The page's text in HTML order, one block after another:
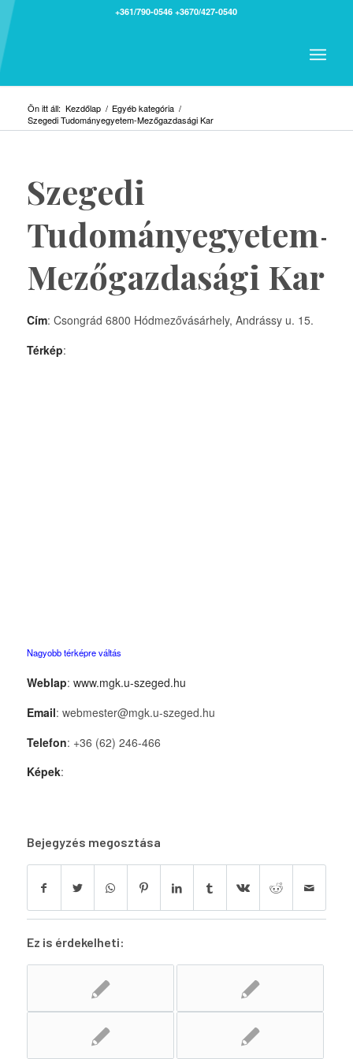
+361/790-0546 +3670/427-0540
Ön itt áll: Kezdőlap / Egyéb kategória /
Szegedi Tudományegyetem-Mezőgazdasági Kar
Szegedi
Tudományegyetem-
Mezőgazdasági Kar
Cím: Csongrád 6800 Hódmezővásárhely, Andrássy u. 15.
Térkép:
Nagyobb térképre váltás
Weblap: www.mgk.u-szeged.hu
Email: webmester@mgk.u-szeged.hu
Telefon: +36 (62) 246-466
Képek:
Bejegyzés megosztása
Ez is érdekelheti: